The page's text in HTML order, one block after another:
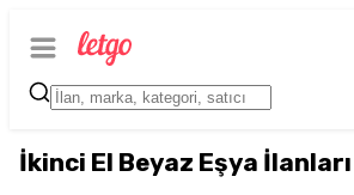
İkinci El Beyaz Eşya